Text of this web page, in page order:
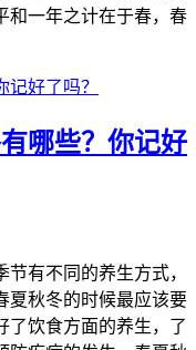
和一年之计在于春，春
哪些？你记好
有不同的养生方式，
夏秋冬的时候最应该要
了饮食方面的养生，了